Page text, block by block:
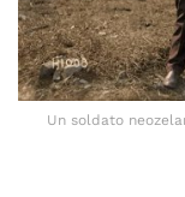
Un soldato